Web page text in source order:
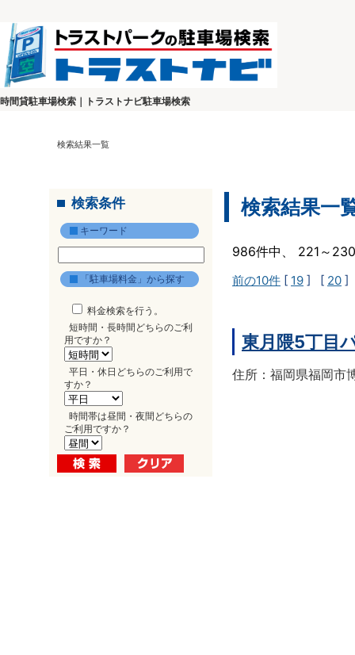
時間貸駐車場検索｜トラストナビ駐車場検索
検索結果一覧
検索条件
キーワード
「駐車場料金」から探す
料金検索を行う。
短時間・長時間どちらのご利
用ですか？
平日・休日どちらのご利用で
すか？
時間帯は昼間・夜間どちらの
ご利用ですか？
検索結果一
986件中、 221～
前の10件 [ 19 ] [ 20 ]
東月隈5丁目
住所：福岡県福岡市